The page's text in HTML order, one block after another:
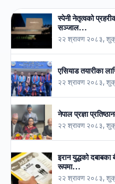
स्पेनी नेतृत्वको
सञ्जाल…
२२ श्रावण २०८३,
एसियाड तयारीका
२२ श्रावण २०८३,
नेपाल प्रज्ञा
२२ श्रावण २०८३,
इरान युद्धको
रूपमा…
२२ श्रावण २०८३,